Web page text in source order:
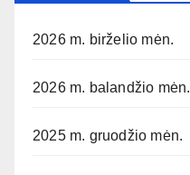
2026 m. birželio mėn.
2026 m. balandžio mėn.
2025 m. gruodžio mėn.